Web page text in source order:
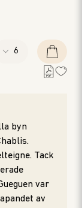
byn
Tack
var
av